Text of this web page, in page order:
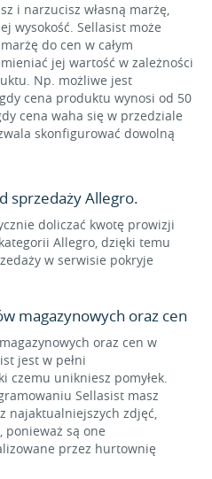
i narzucisz własną marżę,
wysokość. Sellasist może
do cen w całym
jej wartość w zależności
Np. możliwe jest
cena produktu wynosi od 50
cena waha się w przedziale
skonfigurować dowolną
sprzedaży Allegro.
doliczać kwotę prowizji
Allegro, dzięki temu
w serwisie pokryje
magazynowych oraz cen
oraz cen w
jest w pełni
czemu unikniesz pomyłek.
Sellasist masz
najaktualniejszych zdjęć,
ponieważ są one
przez hurtownię